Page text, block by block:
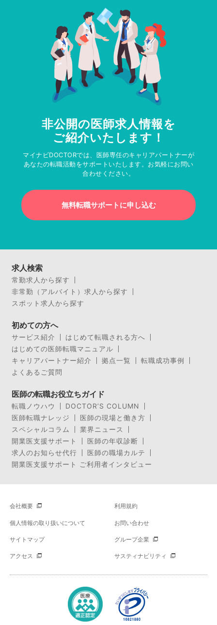
非公開の医師求人情報を
ご紹介いたします！
マイナビDOCTORでは、医師専任のキャリアパートナーが
あなたの転職活動をサポートいたします。お気軽にお問い
合わせください。
無料転職サポートに申し込む
求人検索
常勤求人から探す
非常勤（アルバイト）求人から探す
スポット求人から探す
初めての方へ
サービス紹介
はじめて転職される方へ
はじめての医師転職マニュアル
キャリアパートナー紹介
拠点一覧
転職成功事例
よくあるご質問
医師の転職お役立ちガイド
転職ノウハウ
DOCTOR’S COLUMN
医師転職ナレッジ
医師の現場と働き方
スペシャルコラム
業界ニュース
開業医支援サポート
医師の年収診断
求人のお知らせ代行
医師の職場カルテ
開業医支援サポート ご利用者インタビュー
会社概要 利用規約
個人情報の取り扱いについて お問い合わせ
サイトマップ グループ企業
アクセス サスティナビリティ